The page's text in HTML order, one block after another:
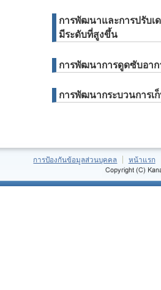
การพัฒนาและการปรับเ
มีระดับที่สูงขึ้น
การพัฒนาการดูดซับอาก
การพัฒนากระบวนการเ
การป้องกันข้อมูลส่วนบุคคล หน้าแรก